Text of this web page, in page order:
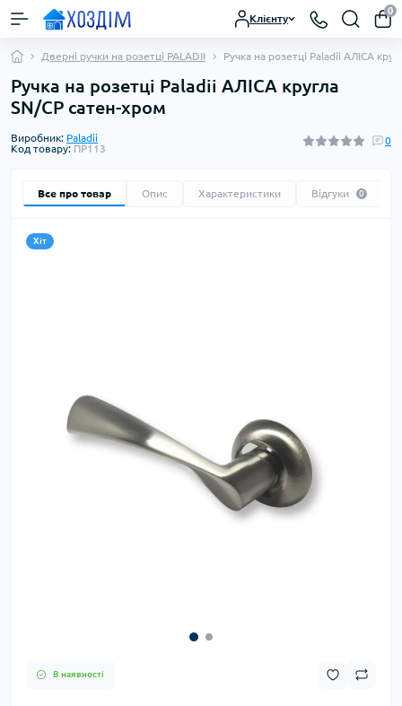
Клієнту
0
Дверні ручки на розетці PALADII Ручка на розетці Paladii АЛІСА
Ручка на розетці Paladii АЛІСА кругла
SN/CP сатен-хром
Виробник: Paladii
Код товару: ПР113
0
Все про товар Опис Характеристики Відгуки 0
Хіт
В наявності